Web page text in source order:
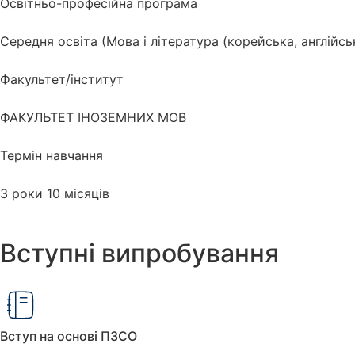
Освітньо-професійна програма
Середня освіта (Мова і література (корейська,
Факультет/інститут
ФАКУЛЬТЕТ ІНОЗЕМНИХ МОВ
Термін навчання
3 роки 10 місяців​
Вступні випробування
Вступ на основі ПЗСО